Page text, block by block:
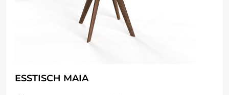
ESSTISCH MAIA